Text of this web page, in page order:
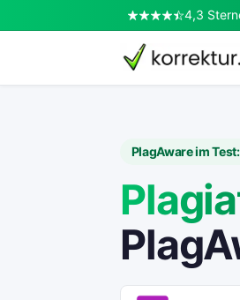
4,3
korrektur.de
PlagAware im